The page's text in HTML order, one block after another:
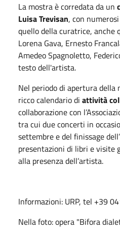
La mostra è corredata da un
Luisa Trevisan, con
quello della curatrice, anche
Lorena Gava, Ernesto
Amedeo Spagnoletto,
testo dell'artista.
Nel periodo di apertura della
ricco calendario di attività
collaborazione con
tra cui due concerti in
settembre e del finissage
presentazioni di libri e visite
alla presenza dell’artista.
Informazioni: URP, tel +39
Nella foto: opera "Bifora